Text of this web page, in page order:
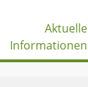
Aktuelle
Informationen